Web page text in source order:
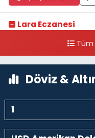
Lara Eczanesi
HASTANESİ KARŞISI
Döviz &